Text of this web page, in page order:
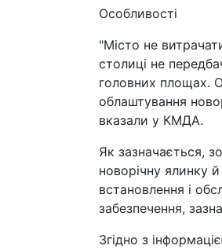
Особливості
"Місто не
столиці не
головних площах.
облаштування
вказали у КМДА.
Як зазначається,
новорічну ялинку
встановлення і
забезпечення,
Згідно з